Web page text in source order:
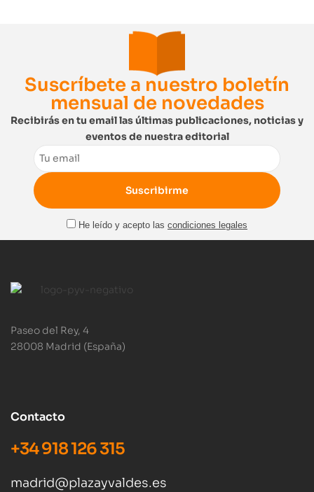
Suscríbete a nuestro boletín
mensual de novedades
Recibirás en tu email las últimas publicaciones, noticias y
eventos de nuestra editorial
Email
He leído y acepto las condiciones legales
Paseo del Rey, 4
28008 Madrid (España)
Contacto
+34 918 126 315
madrid@plazayvaldes.es